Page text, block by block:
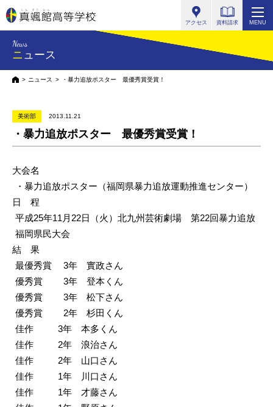
アクセス 資料請求 MENU
News
ニュース
HOMEニュース ・暴力追放ポスター 最優秀賞受賞！
美術部 2013.11.21
・暴力追放ポスター 最優秀賞受賞！
大会名
・暴力追放ポスター（福岡県暴力追放運動推進センター）
日 程
平成25年11月22日（火）北九州芸術劇場 第22回暴力追放
福岡県民大会
結 果
最優秀賞 3年 實政さん
優秀賞 3年 登本くん
優秀賞 3年 松下さん
優秀賞 2年 杉田くん
佳作 3年 本多くん
佳作 2年 浪治さん
佳作 2年 山口さん
佳作 1年 川口さん
佳作 1年 才藤さん